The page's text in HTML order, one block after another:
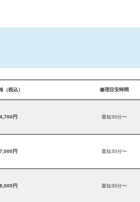
（税込） 修理目安時間
円 最短30分〜
円 最短30分〜
円 最短30分〜